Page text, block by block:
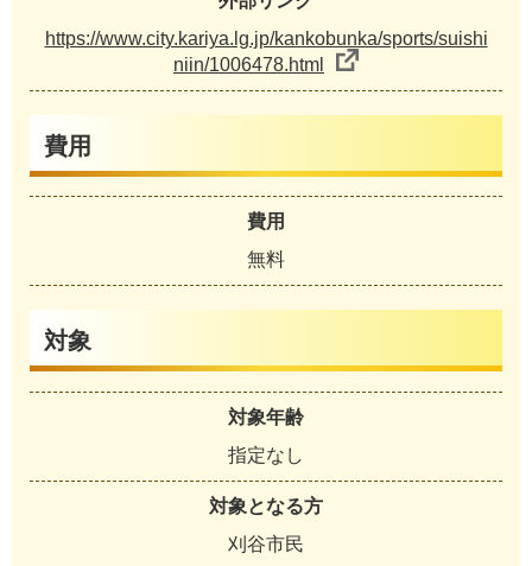
https://www.city.kariya.lg.jp/kankobunka/sports/suishi
niin/1006478.html
費用
費用
無料
対象
対象年齢
指定なし
対象となる方
刈谷市民